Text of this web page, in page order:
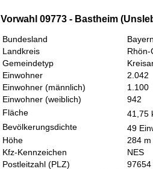
Vorwahl 09773 - Bastheim
Bundesland
Landkreis
Rhön-
Gemeindetyp
Einwohner
2.042
Einwohner (männlich)
1.100
Einwohner (weiblich)
942
Fläche
41,75
Bevölkerungsdichte
49
Höhe
284
Kfz-Kennzeichen
NES
Postleitzahl (PLZ)
97654